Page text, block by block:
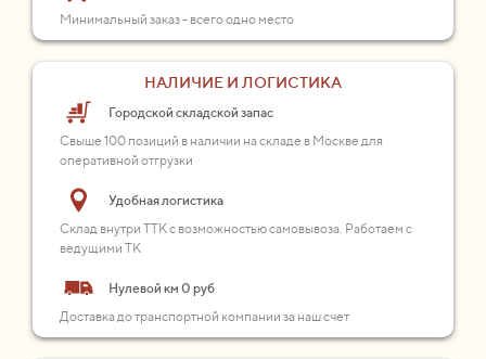
Минимальный заказ - всего одно место
НАЛИЧИЕ И ЛОГИСТИКА
Городской складской запас
Свыше 100 позиций в наличии на складе в Москве для
оперативной отгрузки
Удобная логистика
Склад внутри ТТК с возможностью самовывоза. Работаем с
ведущими ТК
Нулевой км 0 руб
Доставка до транспортной компании за наш счет